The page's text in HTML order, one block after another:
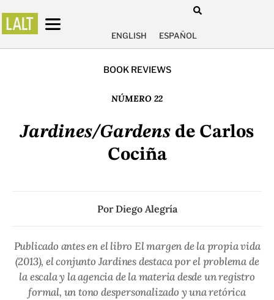
ENGLISH ESPAÑOL
BOOK REVIEWS
NÚMERO 22
Jardines/Gardens de Carlos
Cociña
PorDiego Alegría
Publicado antes en el libro El margen de la propia vida
(2013), el conjunto Jardines destaca por el problema de
la escala y la agencia de la materia desde un registro
formal, un tono despersonalizado y una retórica